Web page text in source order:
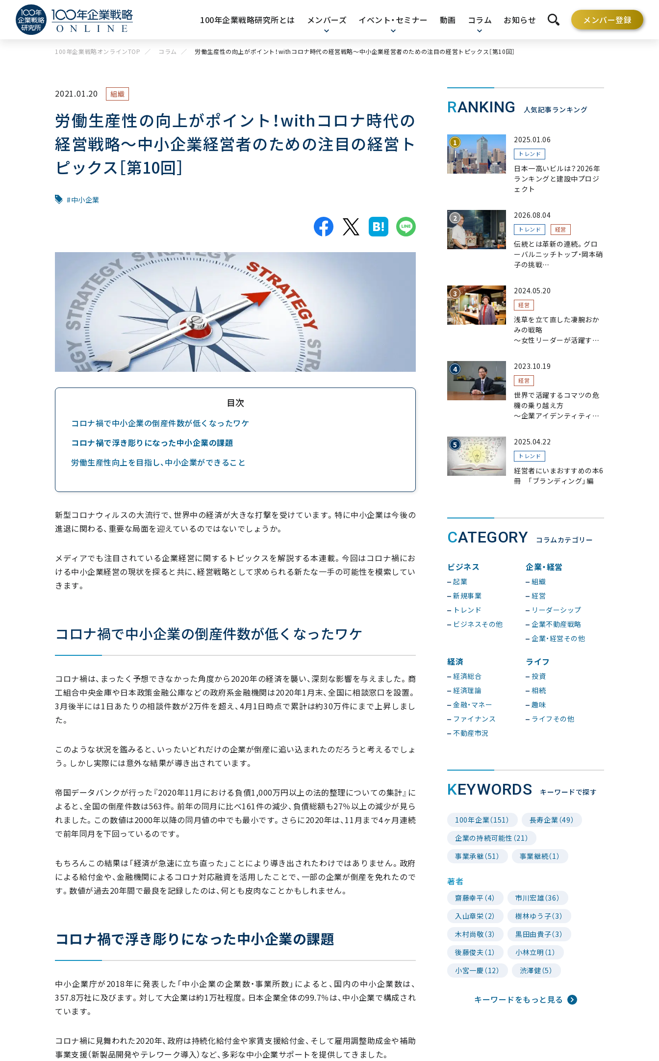
100年企業戦略研究所とは メンバーズ イベント・セミナー 動画 コラム お知らせ 検索を開く メンバー登録
100年企業戦略オンラインTOP コラム 労働生産性の向上がポイント！withコロナ時代の経営戦略〜中小企業経営者のための注目の経営トピックス［第10回］
2021.01.20 組織
労働生産性の向上がポイント！withコロナ時代の
経営戦略〜中小企業経営者のための注目の経営ト
ピックス［第10回］
中小企業
目次
コロナ禍で中小企業の倒産件数が低くなったワケ
コロナ禍で浮き彫りになった中小企業の課題
労働生産性向上を目指し、中小企業ができること
新型コロナウィルスの大流行で、世界中の経済が大きな打撃を受けています。特に中小企業は今後の
進退に関わる、重要な局面を迎えているのではないでしょうか。
メディアでも注目されている企業経営に関するトピックスを解説する本連載。今回はコロナ禍にお
ける中小企業経営の現状を探ると共に、経営戦略として求められる新たな一手の可能性を模索してい
きます。
コロナ禍で中小企業の倒産件数が低くなったワケ
コロナ禍は、まったく予想できなかった角度から2020年の経済を襲い、深刻な影響を与えました。商
工組合中央金庫や日本政策金融公庫などの政府系金融機関は2020年1月末、全国に相談窓口を設置。
3月後半には1日あたりの相談件数が2万件を超え、4月1日時点で累計は約30万件にまで上昇しまし
た。
このような状況を鑑みると、いったいどれだけの企業が倒産に追い込まれたのだろうと考えるでしょ
う。しかし実際には意外な結果が導き出されています。
帝国データバンクが行った『2020年11月における負債1,000万円以上の法的整理についての集計』に
よると、全国の倒産件数は563件。前年の同月に比べ161件の減少、負債総額も27％以上の減少が見ら
れました。この数値は2000年以降の同月値の中でも最小です。さらに2020年は、11月まで4ヶ月連続
で前年同月を下回っているのです。
もちろんこの結果は「経済が急速に立ち直った」ことにより導き出されたわけではありません。政府
による給付金や、金融機関によるコロナ対応融資を活用したことで、一部の企業が倒産を免れたので
す。数値が過去20年間で最良を記録したのは、何とも皮肉なことかもしれません。
コロナ禍で浮き彫りになった中小企業の課題
中小企業庁が2018年に発表した「中小企業の企業数・事業所数」によると、国内の中小企業数は、
357.8万社に及びます。対して大企業は約1万社程度。日本企業全体の99.7％は、中小企業で構成され
ています。
コロナ禍に見舞われた2020年、政府は持続化給付金や家賃支援給付金、そして雇用調整助成金や補助
事業支援（新製品開発やテレワーク導入）など、多彩な中小企業サポートを提供してきました。
RANKING 人気記事ランキング
2025.01.06
トレンド
日本一高いビルは？2026年
ランキングと建設中プロジ
ェクト
2026.08.04
トレンド 経営
伝統とは革新の連続。グロ
ーバルニッチトップ・岡本硝
子の挑戦
ラスにこだわり、ガラスを超
える経営戦略～
2024.05.20
経営
浅草を立て直した凄腕おか
みの戦略
〜女性リーダーが活躍する
2023.10.19
経営
世界で活躍するコマツの危
機の乗り越え方
〜企業アイデンティティの
2025.04.22
トレンド
経営者にいまおすすめの本6
冊 「ブランディング」編
CATEGORY コラムカテゴリー
ビジネス
起業
新規事業
トレンド
ビジネスその他
企業・経営
組織
経営
リーダーシップ
企業不動産戦略
企業・経営その他
経済
経済総合
経済理論
金融・マネー
ファイナンス
不動産市況
ライフ
投資
相続
趣味
ライフその他
KEYWORDS キーワードで探す
100年企業（151）
長寿企業（49）
企業の持続可能性（21）
事業承継（51）
事業継続（1）
著者
齋藤幸平（4）
市川宏雄（36）
入山章栄（2）
樹林ゆう子（3）
木村尚敬（3）
黒田由貴子（3）
後藤俊夫（1）
小林立明（1）
小宮一慶（12）
渋澤健（5）
キーワードをもっと見る